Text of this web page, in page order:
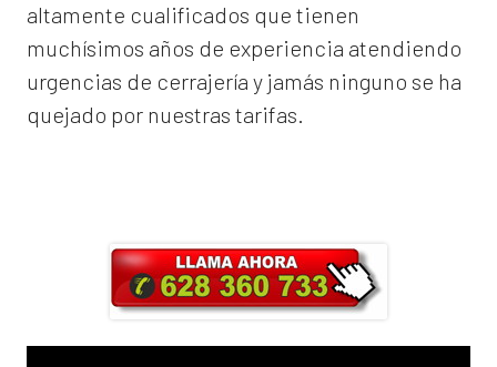
altamente cualificados que tienen
muchísimos años de experiencia atendiendo
urgencias de cerrajería y jamás ninguno se ha
quejado por nuestras tarifas.